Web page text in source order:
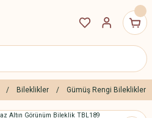
Bileklikler Gümüş Rengi Bileklikler